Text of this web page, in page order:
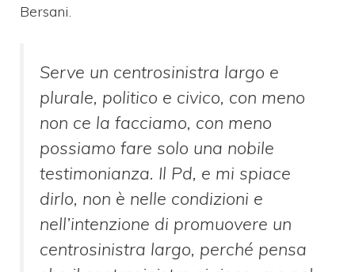
Bersani.
Serve un centrosinistra largo e
plurale, politico e civico, con meno
non ce la facciamo, con meno
possiamo fare solo una nobile
testimonianza. Il Pd, e mi spiace
dirlo, non è nelle condizioni e
nell’intenzione di promuovere un
centrosinistra largo, perché pensa